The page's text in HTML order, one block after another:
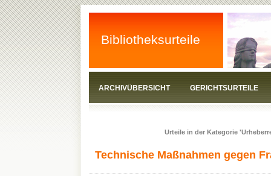
Bibliotheksurteile
ARCHIVÜBERSICHT GERICHTSURTEILE
Urteile in der Kategorie
Technische Maßnahmen gegen